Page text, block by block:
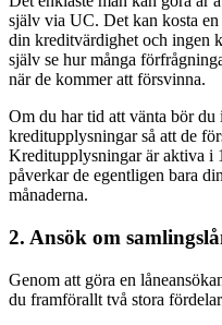
själv via UC. Det kan kosta
din kreditvärdighet och ingen
själv se hur många
när de kommer att försvinna.
Om du har tid att vänta bör
kreditupplysningar så att de
Kreditupplysningar är aktiva i
påverkar de egentligen bara
månaderna.
2. Ansök om
Genom att göra en
du framförallt två stora